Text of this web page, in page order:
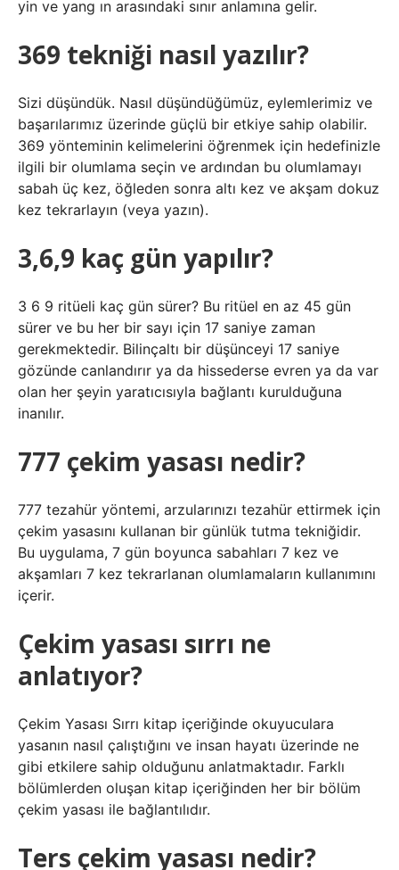
yin ve yang ın arasındaki sınır anlamına gelir.
369 tekniği nasıl yazılır?
Sizi düşündük. Nasıl düşündüğümüz, eylemlerimiz ve
başarılarımız üzerinde güçlü bir etkiye sahip olabilir.
369 yönteminin kelimelerini öğrenmek için hedefinizle
ilgili bir olumlama seçin ve ardından bu olumlamayı
sabah üç kez, öğleden sonra altı kez ve akşam dokuz
kez tekrarlayın (veya yazın).
3,6,9 kaç gün yapılır?
3 6 9 ritüeli kaç gün sürer? Bu ritüel en az 45 gün
sürer ve bu her bir sayı için 17 saniye zaman
gerekmektedir. Bilinçaltı bir düşünceyi 17 saniye
gözünde canlandırır ya da hissederse evren ya da var
olan her şeyin yaratıcısıyla bağlantı kurulduğuna
inanılır.
777 çekim yasası nedir?
777 tezahür yöntemi, arzularınızı tezahür ettirmek için
çekim yasasını kullanan bir günlük tutma tekniğidir.
Bu uygulama, 7 gün boyunca sabahları 7 kez ve
akşamları 7 kez tekrarlanan olumlamaların kullanımını
içerir.
Çekim yasası sırrı ne
anlatıyor?
Çekim Yasası Sırrı kitap içeriğinde okuyuculara
yasanın nasıl çalıştığını ve insan hayatı üzerinde ne
gibi etkilere sahip olduğunu anlatmaktadır. Farklı
bölümlerden oluşan kitap içeriğinden her bir bölüm
çekim yasası ile bağlantılıdır.
Ters çekim yasası nedir?